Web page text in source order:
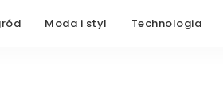
Moda i styl Technologia